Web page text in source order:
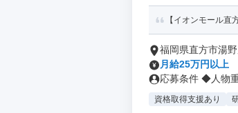
【イオンモール
福岡県直方市湯
月給25万円以上
応募条件 ◆人物
資格取得支援あり